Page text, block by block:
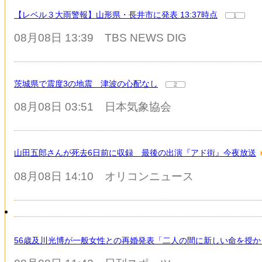
【レベル３大雨警報】山形県・長井市に発表 13:37時点 1
08月08日 13:39 TBS NEWS DIG
茨城県で震度3の地震 津波の心配なし 2
08月08日 03:51 日本気象協会
山田五郎さんが死去6日前に収録 最後の出演『アド街』今夜放送
08月08日 14:10 オリコンニュース
56歳及川光博が一般女性との再婚発表「二人の間に新しい命を授か